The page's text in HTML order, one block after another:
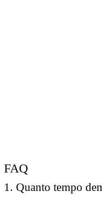
FAQ
1. Quanto tempo